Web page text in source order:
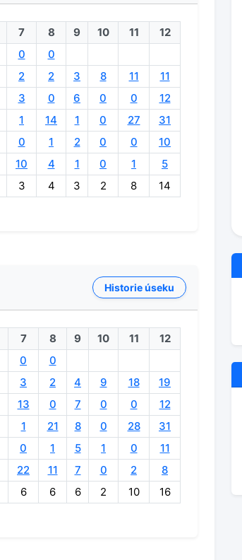
7 8 9 10 11
12
0
0
2 2 3 8 11
11
3 0 6 0 0
12
1 14 1 0 27
31
0 1 2 0 0
10
10 4 1 0 1
5
3 4 3 2 8 14
Historie úseku
7 8 9 10 11
12
0
0
3 2 4 9 18
19
13 0 7 0 0
12
1 21 8 0 28
31
0 1 5 1 0
11
22 11 7 0 2
8
6 6 6 2 10 16